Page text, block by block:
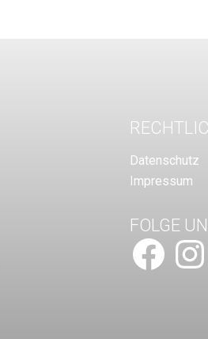
Datenschutz
Impressum
FOLGE
Facebook